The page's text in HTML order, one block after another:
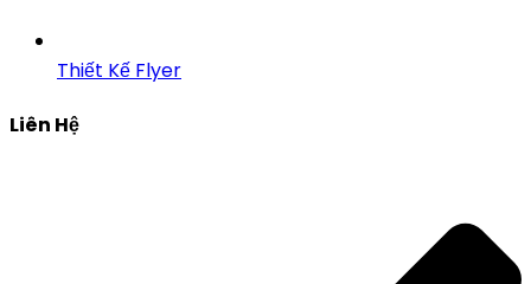
Thiết Kế Flyer
Liên Hệ